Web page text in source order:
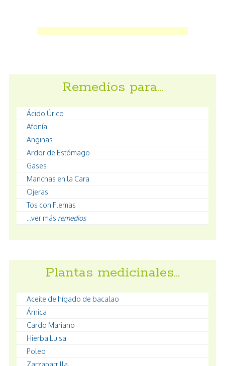
Remedios para…
Ácido Úrico
Afonía
Anginas
Ardor de Estómago
Gases
Manchas en la Cara
Ojeras
Tos con Flemas
...ver más remedios
Plantas medicinales…
Aceite de hígado de bacalao
Árnica
Cardo Mariano
Hierba Luisa
Poleo
Zarzaparrilla